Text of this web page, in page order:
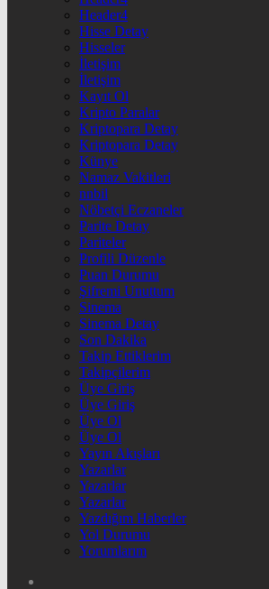
Header4
Hisse Detay
Hisseler
İletişim
İletişim
Kayıt Ol
Kripto Paralar
Kriptopara Detay
Kriptopara Detay
Künye
Namaz Vakitleri
nnbil
Nöbetçi Eczaneler
Parite Detay
Pariteler
Profili Düzenle
Puan Durumu
Şifremi Unuttum
Sinema
Sinema Detay
Son Dakika
Takip Ettiklerim
Takipçilerim
Üye Giriş
Üye Giriş
Üye Ol
Üye Ol
Yayın Akışları
Yazarlar
Yazarlar
Yazarlar
Yazdığım Haberler
Yol Durumu
Yorumlarım